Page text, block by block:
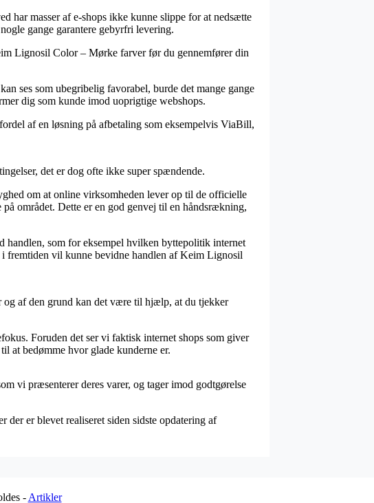
har masser af e-shops ikke kunne slippe for at nedsætte
gange garantere gebyrfri levering.
Lignosil Color – Mørke farver før du gennemfører din
ses som ubegribelig favorabel, burde det mange gange
dig som kunde imod uoprigtige webshops.
af en løsning på afbetaling som eksempelvis ViaBill,
det er dog ofte ikke super spændende.
om at online virksomheden lever op til de officielle
området. Dette er en god genvej til en håndsrækning,
handlen, som for eksempel hvilken byttepolitik internet
fremtiden vil kunne bevidne handlen af Keim Lignosil
og af den grund kan det være til hjælp, at du tjekker
Foruden det ser vi faktisk internet shops som giver
at bedømme hvor glade kunderne er.
vi præsenterer deres varer, og tager imod godtgørelse
er blevet realiseret siden sidste opdatering af
- Artikler